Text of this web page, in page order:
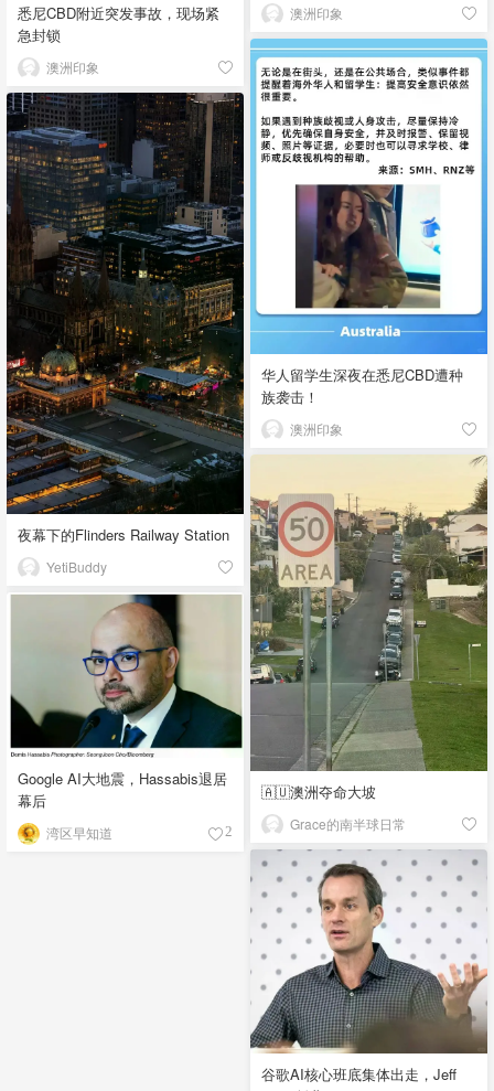
澳洲印象
悉尼CBD附近突发事故，现场紧
急封锁
澳洲印象
华人留学生深夜在悉尼CBD遭种
族袭击！
澳洲印象
夜幕下的Flinders Railway Station
YetiBuddy
🇦🇺澳洲夺命大坡
Grace的南半球日常
Google AI大地震，Hassabis退居
幕后
湾区早知道 2
谷歌AI核心班底集体出走，Jeff